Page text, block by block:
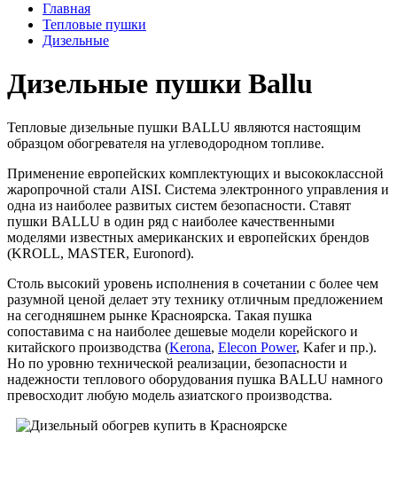
Главная
Тепловые пушки
Дизельные
Дизельные пушки Ballu
Тепловые дизельные пушки BALLU являются настоящим
образцом обогревателя на углеводородном топливе.
Применение европейских комплектующих и высококлассной
жаропрочной стали AISI. Система электронного управления и
одна из наиболее развитых систем безопасности. Ставят
пушки BALLU в один ряд с наиболее качественными
моделями известных американских и европейских брендов
(KROLL, MASTER, Euronord).
Столь высокий уровень исполнения в сочетании с более чем
разумной ценой делает эту технику отличным предложением
на сегодняшнем рынке Красноярска. Такая пушка
сопоставима с на наиболее дешевые модели корейского и
китайского производства (Kerona, Elecon Power, Kafer и пр.).
Но по уровню технической реализации, безопасности и
надежности теплового оборудования пушка BALLU намного
превосходит любую модель азиатского производства.